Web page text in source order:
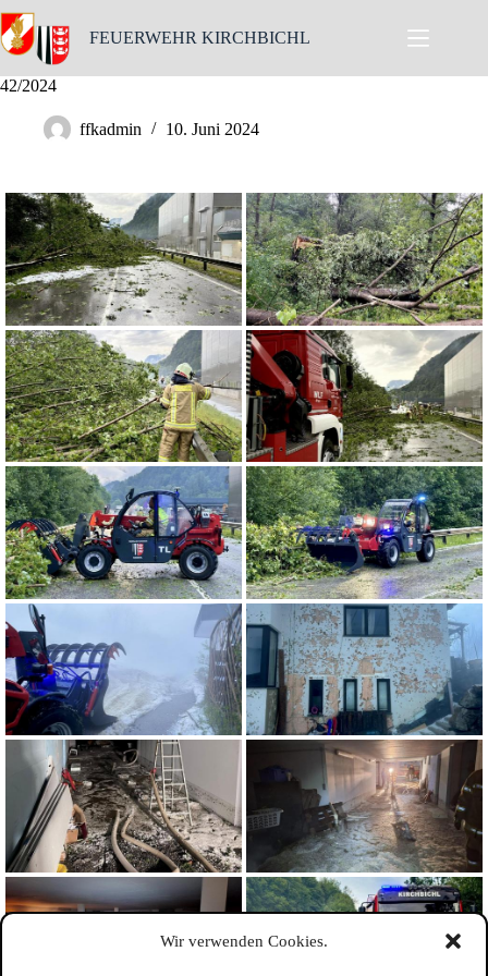
Wir verwenden Cookies.
Skip
to
content
FEUERWEHR KIRCHBICHL
42/2024
ffkadmin 10. Juni 2024